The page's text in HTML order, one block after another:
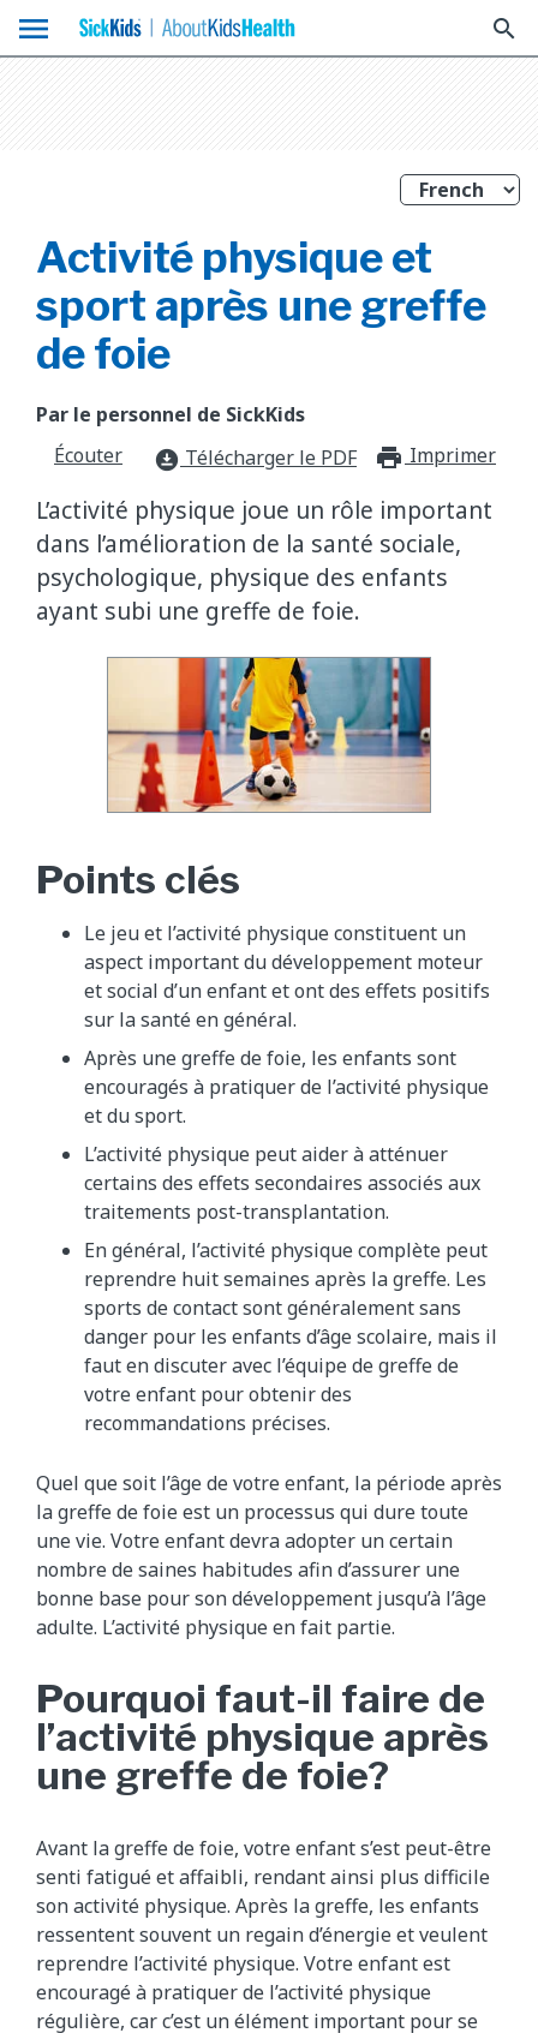
menu search
Activité physique et
sport après une greffe
de foie
Par le personnel de SickKids
Écouter
download_for_offline Télécharger le PDF Imprimer
L’activité physique joue un rôle important
dans l’amélioration de la santé sociale,
psychologique, physique des enfants
ayant subi une greffe de foie.
Points clés
Le jeu et l’activité physique constituent un
aspect important du développement moteur
et social d’un enfant et ont des effets positifs
sur la santé en général.
Après une greffe de foie, les enfants sont
encouragés à pratiquer de l’activité physique
et du sport.
L’activité physique peut aider à atténuer
certains des effets secondaires associés aux
traitements post-transplantation.
En général, l’activité physique complète peut
reprendre huit semaines après la greffe. Les
sports de contact sont généralement sans
danger pour les enfants d’âge scolaire, mais il
faut en discuter avec l’équipe de greffe de
votre enfant pour obtenir des
recommandations précises.
Quel que soit l’âge de votre enfant, la période après
la greffe de foie est un processus qui dure toute
une vie. Votre enfant devra adopter un certain
nombre de saines habitudes afin d’assurer une
bonne base pour son développement jusqu’à l’âge
adulte. L’activité physique en fait partie.
Pourquoi faut-il faire de
l’activité physique après
une greffe de foie?
Avant la greffe de foie, votre enfant s’est peut-être
senti fatigué et affaibli, rendant ainsi plus difficile
son activité physique. Après la greffe, les enfants
ressentent souvent un regain d’énergie et veulent
reprendre l’activité physique. Votre enfant est
encouragé à pratiquer de l’activité physique
régulière, car c’est un élément important pour se